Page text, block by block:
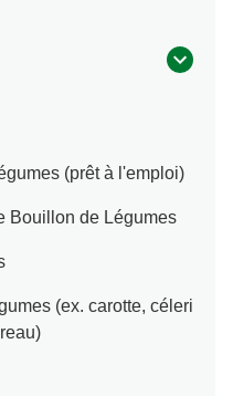
(prêt à l'emploi)
Bouillon de Légumes
(ex. carotte, céleri